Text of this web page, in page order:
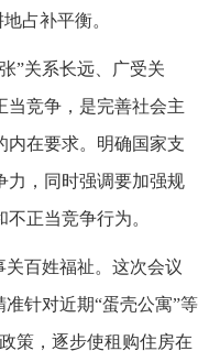
占补平衡。
”关系长远、广受关
当竞争，是完善社会主
内在要求。明确国家支
力，同时强调要加强规
正当竞争行为。
关百姓福祉。这次会议
针对近期“蛋壳公寓”等
策，逐步使租购住房在